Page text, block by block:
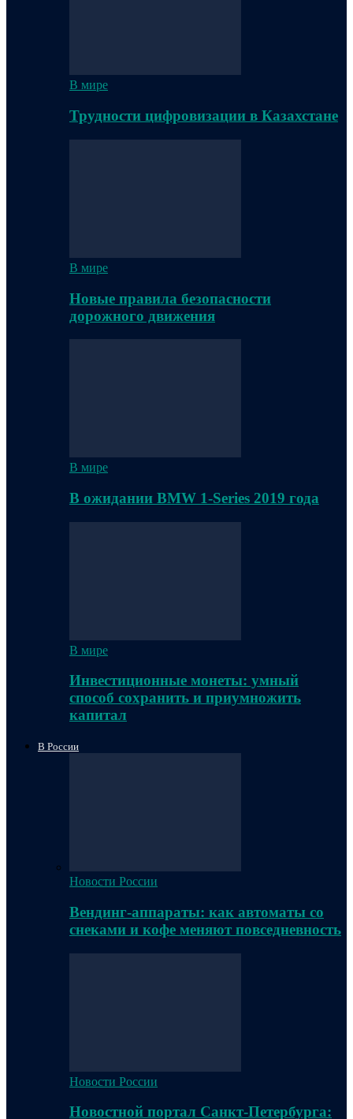
В мире
Трудности цифровизации в Казахстане
В мире
Новые правила безопасности
дорожного движения
В мире
В ожидании BMW 1-Series 2019 года
В мире
Инвестиционные монеты: умный
способ сохранить и приумножить
капитал
В России
Новости России
Вендинг-аппараты: как автоматы со
снеками и кофе меняют повседневность
Новости России
Новостной портал Санкт-Петербурга: